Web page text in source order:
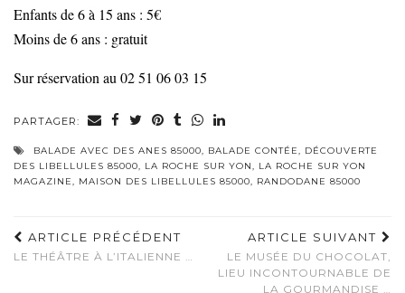
Enfants de 6 à 15 ans : 5€
Moins de 6 ans : gratuit
Sur réservation au 02 51 06 03 15
PARTAGER:
BALADE AVEC DES ANES 85000, BALADE CONTÉE, DÉCOUVERTE
DES LIBELLULES 85000, LA ROCHE SUR YON, LA ROCHE SUR YON
MAGAZINE, MAISON DES LIBELLULES 85000, RANDODANE 85000
ARTICLE PRÉCÉDENT
LE THÉÂTRE À L’ITALIENNE …
ARTICLE SUIVANT
LE MUSÉE DU CHOCOLAT,
LIEU INCONTOURNABLE DE
LA GOURMANDISE …